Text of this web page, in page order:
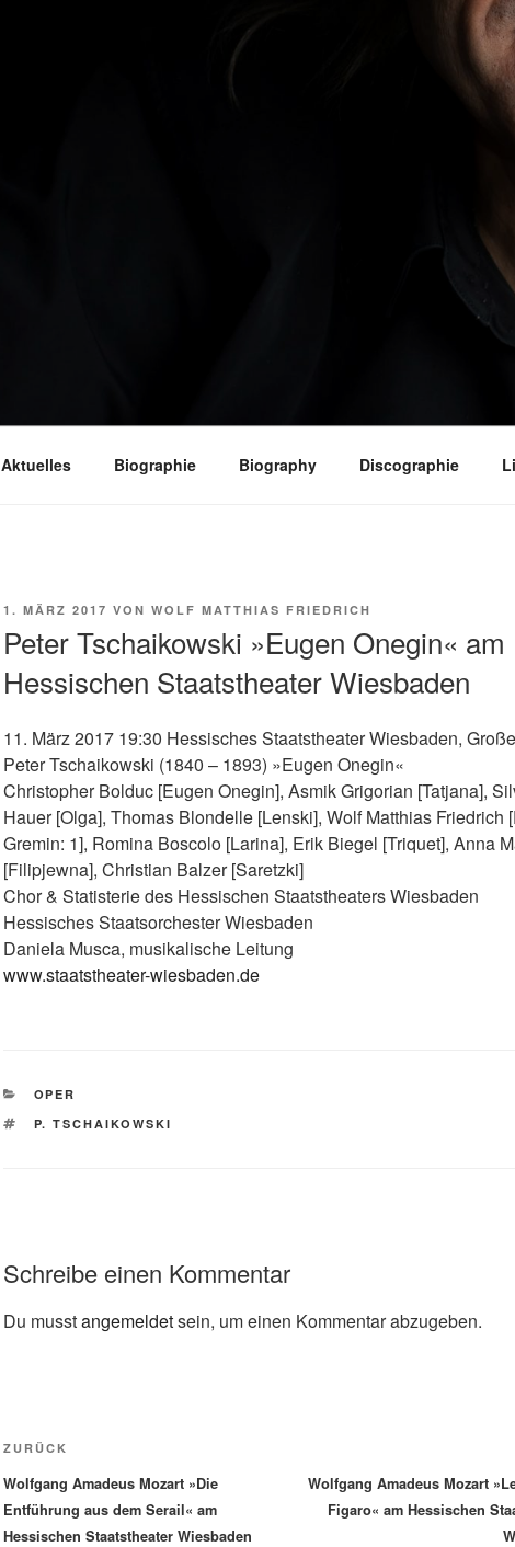
Aktuelles Biographie Biography Discographie
VERÖFFENTLICHT
1. MÄRZ 2017 VON WOLF MATTHIAS FRIEDRICH
Peter Tschaikowski »Eugen Onegin« am
Hessischen Staatstheater Wiesbaden
11. März 2017 19:30 Hessisches Staatstheater Wiesbaden,
Peter Tschaikowski (1840 – 1893) »Eugen Onegin«
Christopher Bolduc [Eugen Onegin], Asmik Grigorian [Tatjana],
Hauer [Olga], Thomas Blondelle [Lenski], Wolf Matthias Friedrich
Gremin: 1], Romina Boscolo [Larina], Erik Biegel [Triquet], Anna
[Filipjewna], Christian Balzer [Saretzki]
Chor & Statisterie des Hessischen Staatstheaters Wiesbaden
Hessisches Staatsorchester Wiesbaden
Daniela Musca, musikalische Leitung
www.staatstheater-wiesbaden.de
KATEGORIEN
OPER
SCHLAGWÖRTER
P. TSCHAIKOWSKI
Schreibe einen Kommentar
Du musstangemeldetsein, um einen Kommentar abzugeben.
Beitragsnavigation
Vorheriger
Beitrag
ZURÜCK
Wolfgang Amadeus Mozart »Die
Entführung aus dem Serail« am
Hessischen Staatstheater Wiesbaden
Wolfgang Amadeus Mozart
Figaro« am Hessischen